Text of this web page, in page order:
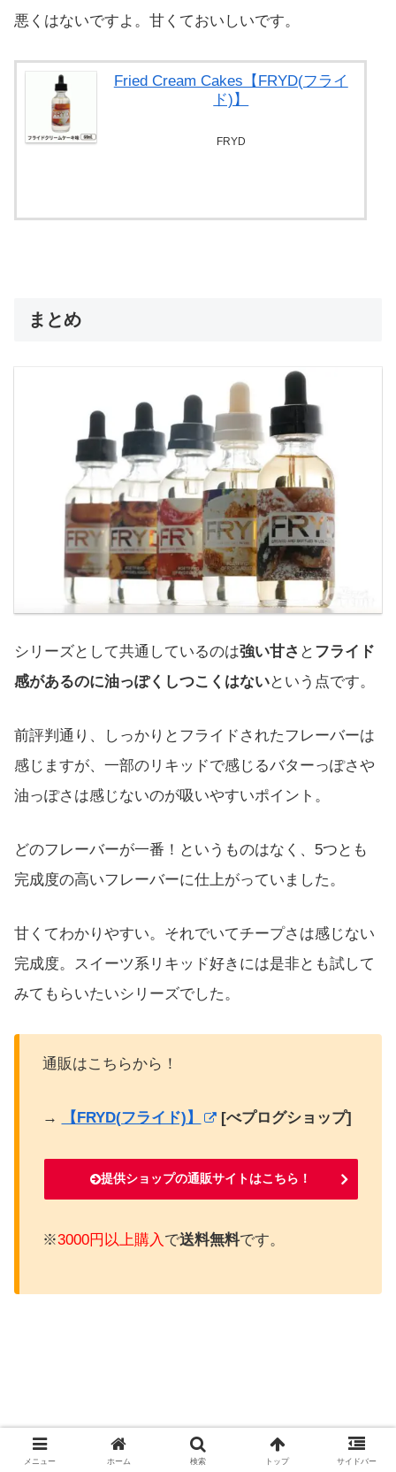
悪くはないですよ。甘くておいしいです。
Fried Cream Cakes【FRYD(フライ
ド)】
FRYD
まとめ
シリーズとして共通しているのは強い甘さ と フライド
感があるのに油っぽくしつこくはないという点です。
前評判通り、しっかりとフライドされたフレーバーは
感じますが、一部のリキッドで感じるバターっぽさや
油っぽさは感じないのが吸いやすいポイント。
どのフレーバーが一番！というものはなく、5つとも
完成度の高いフレーバーに仕上がっていました。
甘くてわかりやすい。それでいてチープさは感じない
完成度。スイーツ系リキッド好きには是非とも試して
みてもらいたいシリーズでした。
通販はこちらから！
→ 【FRYD(フライド)】 [べプログショップ]
提供ショップの通販サイトはこちら！
※3000円以上購入 で送料無料です。
メニュー ホーム 検索 トップ サイドバー